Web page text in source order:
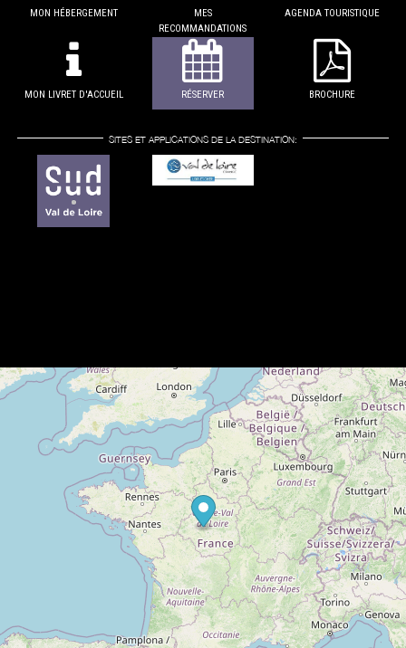
MON HÉBERGEMENT
MES
RECOMMANDATIONS
AGENDA TOURISTIQUE
MON LIVRET D'ACCUEIL RÉSERVER BROCHURE
SITES ET APPLICATIONS DE LA DESTINATION: